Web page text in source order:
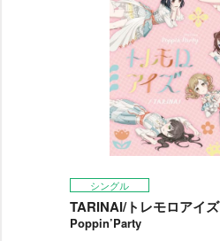
シングル
TARINAI/トレモロアイズ
Poppin’Party